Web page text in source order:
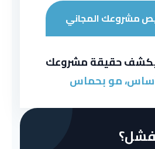
مشروعك المجاني
يكشف حقيقة مشروعك
مو بحماس